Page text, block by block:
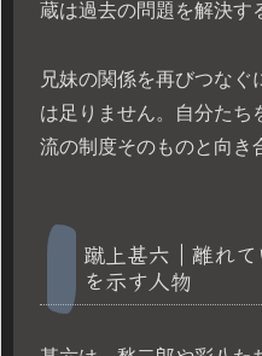
蔵は過去の問題を解決す
兄妹の関係を再びつな
は足りません。自分たち
流の制度そのものと向き
蹴上甚六｜離れ
を示す人物